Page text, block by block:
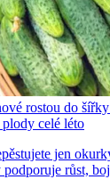
rostou do
celé léto
jen
růst,